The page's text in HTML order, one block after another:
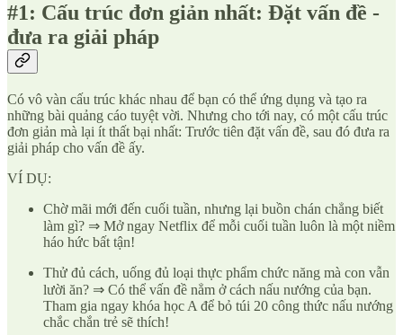
#1: Cấu trúc đơn giản nhất: Đặt vấn đề -
đưa ra giải pháp
Có vô vàn cấu trúc khác nhau để bạn có thể ứng dụng và tạo ra
những bài quảng cáo tuyệt vời. Nhưng cho tới nay, có một cấu trúc
đơn giản mà lại ít thất bại nhất: Trước tiên đặt vấn đề, sau đó đưa ra
giải pháp cho vấn đề ấy.
VÍ DỤ:
Chờ mãi mới đến cuối tuần, nhưng lại buồn chán chẳng biết
làm gì? ⇒ Mở ngay Netflix để mỗi cuối tuần luôn là một niềm
háo hức bất tận!
Thử đủ cách, uống đủ loại thực phẩm chức năng mà con vẫn
lười ăn? ⇒ Có thể vấn đề nẳm ở cách nấu nướng của bạn.
Tham gia ngay khóa học A để bỏ túi 20 công thức nấu nướng
chắc chắn trẻ sẽ thích!